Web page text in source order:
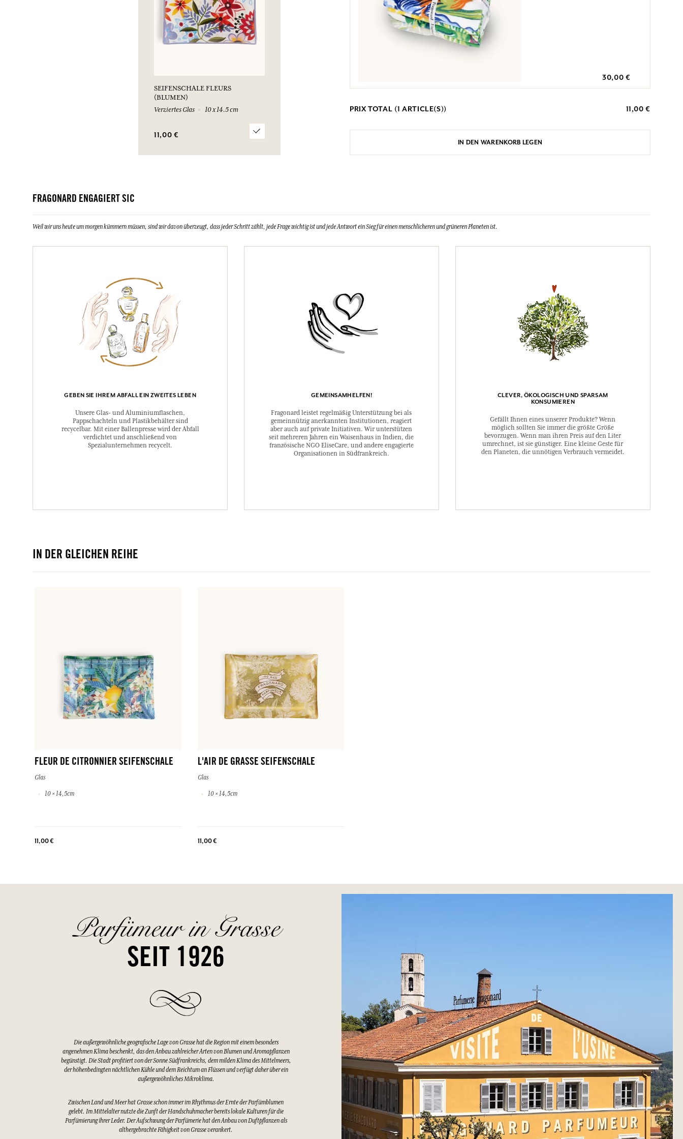
SEIFENSCHALE FLEURS
(BLUMEN)
Verziertes Glas
10 x 14.5 cm
11,00 €
30,00 €
PRIX TOTAL (1 ARTICLE(S)) 11,00 €
IN DEN WARENKORB LEGEN
FRAGONARD ENGAGIERT SIC
Weil wir uns heute um morgen kümmern müssen, sind wir davon überzeugt, dass jeder Schritt zählt, jede Frage wichtig ist und jede Antwort ein Sieg für einen menschlicheren und grüneren Planeten ist.
GEBEN SIE IHREM ABFALL EIN ZWEITES LEBEN
Unsere Glas- und Aluminiumflaschen,
Pappschachteln und Plastikbehälter sind
recycelbar. Mit einer Ballenpresse wird der Abfall
verdichtet und anschließend von
Spezialunternehmen recycelt.
GEMEINSAMHELFEN!
Fragonard leistet regelmäßig Unterstützung bei als
gemeinnützig anerkannten Institutionen, reagiert
aber auch auf private Initiativen. Wir unterstützen
seit mehreren Jahren ein Waisenhaus in Indien, die
französische NGO EliseCare, und andere engagierte
Organisationen in Südfrankreich.
CLEVER, ÖKOLOGISCH UND SPARSAM
KONSUMIEREN
Gefällt Ihnen eines unserer Produkte? Wenn
möglich sollten Sie immer die größte Größe
bevorzugen. Wenn man ihren Preis auf den Liter
umrechnet, ist sie günstiger. Eine kleine Geste für
den Planeten, die unnötigen Verbrauch vermeidet.
IN DER GLEICHEN REIHE
FLEUR DE CITRONNIER SEIFENSCHALE
Glas
10 × 14,5cm
11,00 €
L'AIR DE GRASSE SEIFENSCHALE
Glas
10 × 14,5cm
11,00 €
Parfümeur in Grasse
SEIT 1926
Die außergewöhnliche geografische Lage von Grasse hat die Region mit einem besonders
angenehmen Klima beschenkt, das den Anbau zahlreicher Arten von Blumen und Aromapflanzen
begünstigt. Die Stadt profitiert von der Sonne Südfrankreichs, dem milden Klima des Mittelmeers,
der höhenbedingten nächtlichen Kühle und dem Reichtum an Flüssen und verfügt daher über ein
außergewöhnliches Mikroklima.
Zwischen Land und Meer hat Grasse schon immer im Rhythmus der Ernte der Parfümblumen
gelebt. Im Mittelalter nutzte die Zunft der Handschuhmacher bereits lokale Kulturen für die
Parfümierung ihrer Leder. Der Aufschwung der Parfümerie hat den Anbau von Duftpflanzen als
althergebrachte Fähigkeit von Grasse verankert.